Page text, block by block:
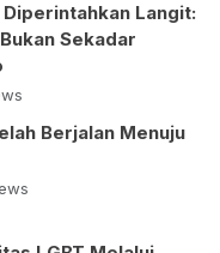
Langit:
Sekadar
Berjalan Menuju